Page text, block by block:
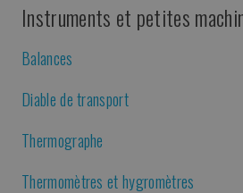
Instruments et petites
Balances
Diable de transport
Thermographe
Thermomètres et hygromètres